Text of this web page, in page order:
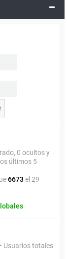
0 ocultos y
últimos 5
6673 el 29
• Usuarios totales